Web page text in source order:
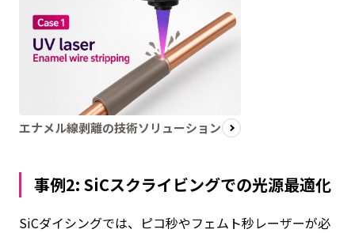
エナメル線剥離の技術ソリューション
事例2: SiCスクライビングでの光源最適化
SiCダイシングでは、ピコ秒やフェムト秒レーザーが必